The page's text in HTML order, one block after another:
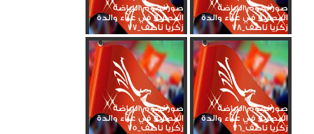
صور نجوم الرياضة
المصرية في عزاء والدة
زكريا ناصف_78
صور نجوم الرياضة
المصرية في عزاء والدة
زكريا ناصف_77
صور نجوم الرياضة
المصرية في عزاء والدة
زكريا ناصف_76
صور نجوم الرياضة
المصرية في عزاء والدة
زكريا ناصف_75